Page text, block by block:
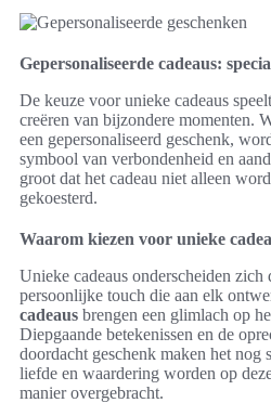
Gepersonaliseerde cadeaus:
De keuze voor unieke cadeaus
creëren van bijzondere momenten.
een gepersonaliseerd geschenk,
symbool van verbondenheid en
groot dat het cadeau niet alleen
gekoesterd.
Waarom kiezen voor unieke
Unieke cadeaus onderscheiden
persoonlijke touch die aan elk
cadeaus brengen een glimlach op
Diepgaande betekenissen en de
doordacht geschenk maken het nog
liefde en waardering worden op
manier overgebracht.